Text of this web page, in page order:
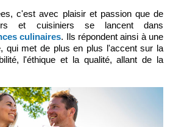
et cuisiniers se lancent dans
culinaires. Ils répondent ainsi à une
qui met de plus en plus l'accent sur la
l'éthique et la qualité, allant de la